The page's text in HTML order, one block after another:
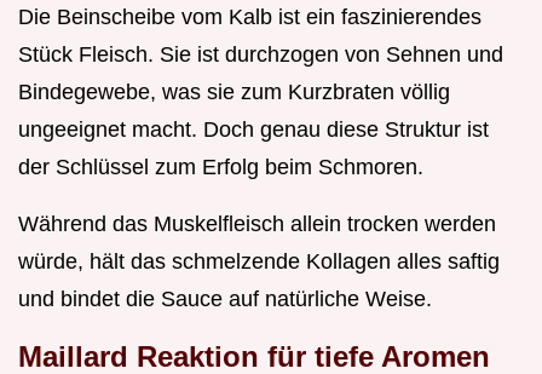
Die Beinscheibe vom Kalb ist ein faszinierendes
Stück Fleisch. Sie ist durchzogen von Sehnen und
Bindegewebe, was sie zum Kurzbraten völlig
ungeeignet macht. Doch genau diese Struktur ist
der Schlüssel zum Erfolg beim Schmoren.
Während das Muskelfleisch allein trocken werden
würde, hält das schmelzende Kollagen alles saftig
und bindet die Sauce auf natürliche Weise.
Maillard Reaktion für tiefe Aromen